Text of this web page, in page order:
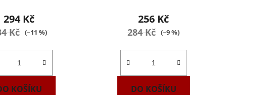
294 Kč
Kč (–11 %)
KOŠÍKU
256 Kč
284 Kč (–9 %)
DO KOŠÍKU